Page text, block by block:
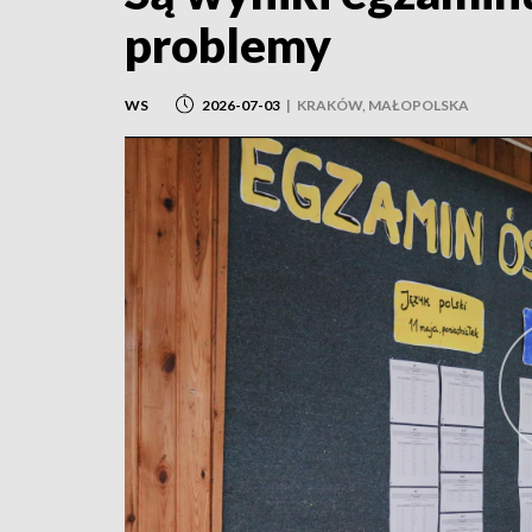
problemy
WS 2026-07-03 | KRAKÓW, MAŁOPOLSKA